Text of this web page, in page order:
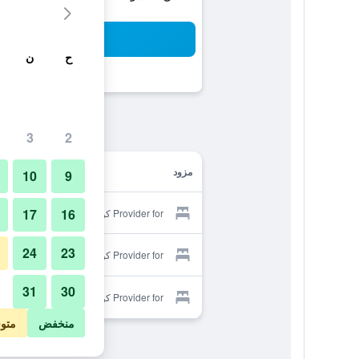
مزود
Provider for كوانج كوانج هوستل
Provider for كوانج كوانج هوستل
Provider for كوانج كوانج هوستل
ح ن
2
3
9
10
16
17
23
24
30
31
منخفض